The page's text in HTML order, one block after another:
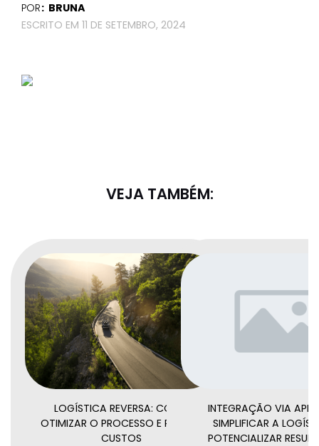
POR BRUNA
11 DE SETEMBRO, 2024
VEJA TAMBÉM:
LOGÍSTICA REVERSA: COMO
OTIMIZAR O PROCESSO E REDUZIR
CUSTOS
INTEGRAÇÃO VIA API:
SIMPLIFICAR A
POTENCIALIZAR